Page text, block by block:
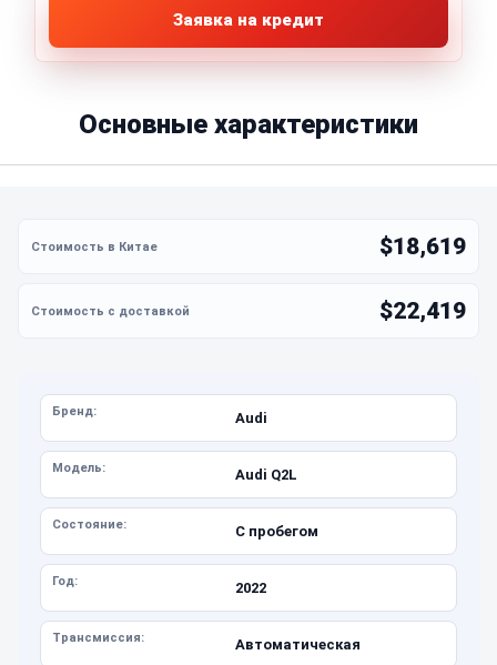
Заявка на кредит
Основные характеристики
$18,619
$22,419
Бренд: Audi
Модель: Audi Q2L
Состояние: С пробегом
Год: 2022
Трансмиссия: Автоматическая